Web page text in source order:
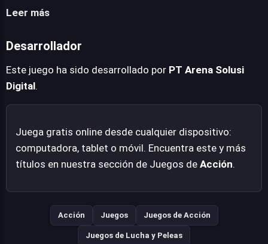
nuevas capacidades y potenciar las existentes. Adquiere
recolectadas en cada escenario.
Leer más
Desarrollador
Este juego ha sido desarrollado por PT Arena Solusi
Digital.
Juega gratis online desde cualquier dispositivo:
computadora, tablet o móvil. Encuentra este y más
títulos en nuestra sección de Juegos de Acción.
Acción Juegos Juegos de Acción
Juegos de Lucha y Peleas